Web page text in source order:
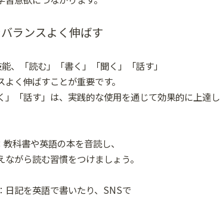
ランスよく伸ばす
、「読む」「書く」「聞く」「話す」
よく伸ばすことが重要です。
」「話す」は、実践的な使用を通じて効果的に上達し
科書や英語の本を音読し、
ながら読む習慣をつけましょう。
日記を英語で書いたり、SNSで